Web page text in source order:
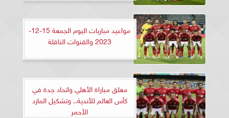
مواعيد مباريات اليوم الجمعة 15-12-
2023 والقنوات الناقلة
معلق مباراة الأهلي واتحاد جدة في
كأس العالم للأندية.. وتشكيل المارد
الأحمر